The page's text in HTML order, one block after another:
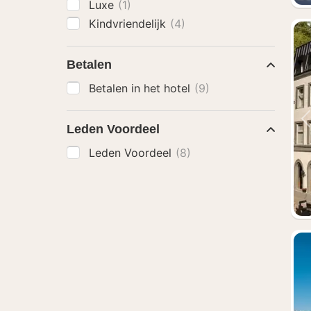
Luxe (1)
Kindvriendelijk (4)
Betalen
Betalen in het hotel (9)
Leden Voordeel
Leden Voordeel (8)